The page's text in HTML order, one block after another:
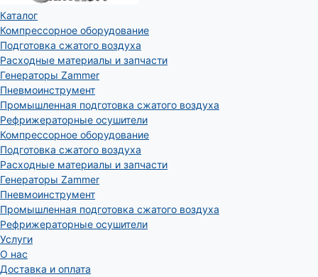
Каталог
Компрессорное оборудование
Подготовка сжатого воздуха
Расходные материалы и запчасти
Генераторы Zammer
Пневмоинструмент
Промышленная подготовка сжатого воздуха
Рефрижераторные осушители
Компрессорное оборудование
Подготовка сжатого воздуха
Расходные материалы и запчасти
Генераторы Zammer
Пневмоинструмент
Промышленная подготовка сжатого воздуха
Рефрижераторные осушители
Услуги
О нас
Доставка и оплата